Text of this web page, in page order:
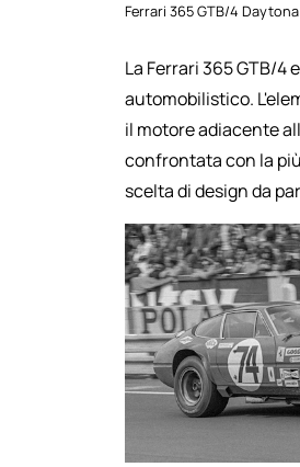
Ferrari 365 GTB/4
La Ferrari 365 GTB/
automobilistico.
il motore adiacente
confrontata con la
scelta di design da